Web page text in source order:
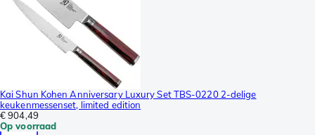
Kai Shun Kohen Anniversary Luxury Set TBS-0220 2-delige
keukenmessenset, limited edition
€ 904,49
Op voorraad